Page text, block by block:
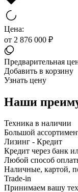
Цена:
от 2 876 000 ₽
Предварительная
Добавить в корзину
Узнать цену
Наши
Техника в наличии
Большой
Лизинг - Кредит
Кредит через банк
Любой способ
Наличные, картой,
Trade-in
Принимаем вашу